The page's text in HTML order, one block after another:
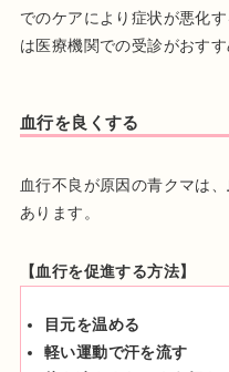
でのケアにより症状が悪化
は医療機関での受診がおすす
血行を良くする
血行不良が原因の青クマは、
あります。
【血行を促進する方法】
目元を温める
軽い運動で汗を流す